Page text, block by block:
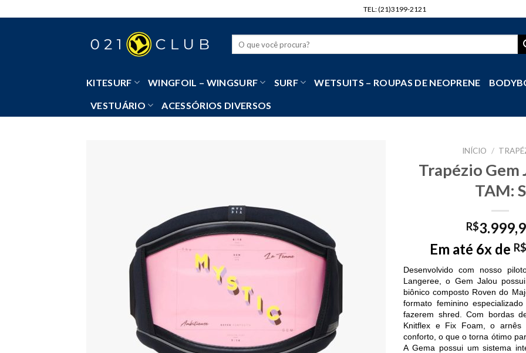
to
TEL: (21)3199-2121
KITESURF WINGFOIL – WINGSURF SURF WETSUITS – ROUPAS DE NEOPRENE
VESTUÁRIO ACESSÓRIOS DIVERSOS
INÍCIO /
Trapézio Gem
TAM: S
R$
Em até 6x de R$
Desenvolvido com nosso
Langeree, o Gem Jalou
biônico composto Roven do
formato feminino
fazerem shred. Com bordas
Knitflex e Fix Foam, o
conforto, o que o torna ótimo
A Gema possui um sistema